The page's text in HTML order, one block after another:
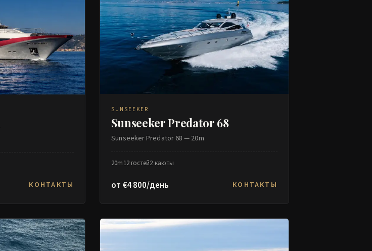
КОНТАКТЫ
SUNSEEKER
Sunseeker Predator 68
Sunseeker Predator 68 — 20m
20m12 гостей2 каюты
от €4 800/день КОНТАКТЫ